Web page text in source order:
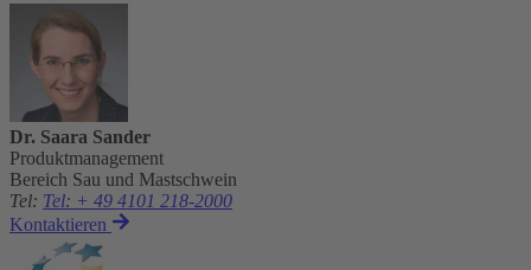
Dr. Saara Sander
Produktmanagement
Bereich Sau und Mastschwein
Tel: Tel: + 49 4101 218-2000
Kontaktieren